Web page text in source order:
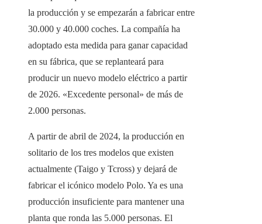
la producción y se empezarán a fabricar entre
30.000 y 40.000 coches. La compañía ha
adoptado esta medida para ganar capacidad
en su fábrica, que se replanteará para
producir un nuevo modelo eléctrico a partir
de 2026. «Excedente personal» de más de
2.000 personas.
A partir de abril de 2024, la producción en
solitario de los tres modelos que existen
actualmente (Taigo y Tcross) y dejará de
fabricar el icónico modelo Polo. Ya es una
producción insuficiente para mantener una
planta que ronda las 5.000 personas. El